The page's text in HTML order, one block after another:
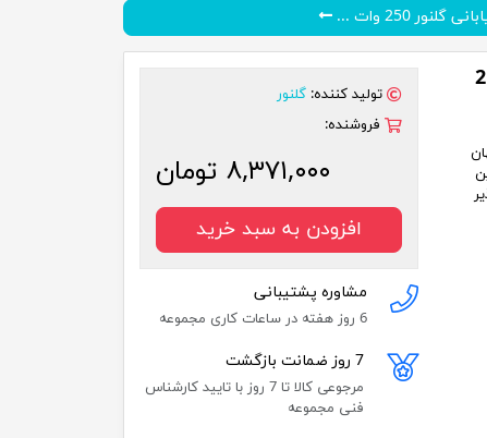
گلنور 250 وات ...
تولید کننده: گلنور
فروشنده:
۸,۳۷۱,۰۰۰ تومان
افزودن به سبد خرید
مشاوره پشتیبانی
6 روز هفته در ساعات کاری مجموعه
7 روز ضمانت بازگشت
مرجوعی کالا تا 7 روز با تایید کارشناس
فنی مجموعه